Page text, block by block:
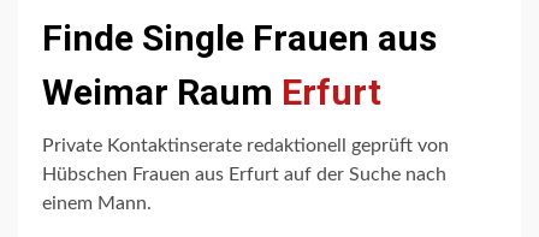
Finde Single Frauen aus
Weimar Raum Erfurt
Private Kontaktinserate redaktionell geprüft von
Hübschen Frauen aus Erfurt auf der Suche nach
einem Mann.